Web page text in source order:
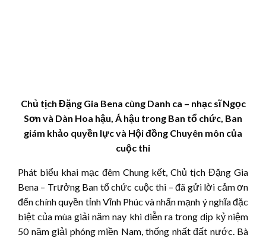
Chủ tịch Đặng Gia Bena cùng Danh ca – nhạc sĩ Ngọc
Sơn và Dàn Hoa hậu, Á hậu trong Ban tổ chức, Ban
giám khảo quyền lực và Hội đồng Chuyên môn của
cuộc thi
Phát biểu khai mạc đêm Chung kết, Chủ tịch Đặng Gia
Bena – Trưởng Ban tổ chức cuộc thi – đã gửi lời cảm ơn
đến chính quyền tỉnh Vĩnh Phúc và nhấn mạnh ý nghĩa đặc
biệt của mùa giải năm nay khi diễn ra trong dịp kỷ niệm
50 năm giải phóng miền Nam, thống nhất đất nước. Bà